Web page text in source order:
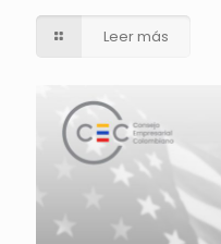
Leer más